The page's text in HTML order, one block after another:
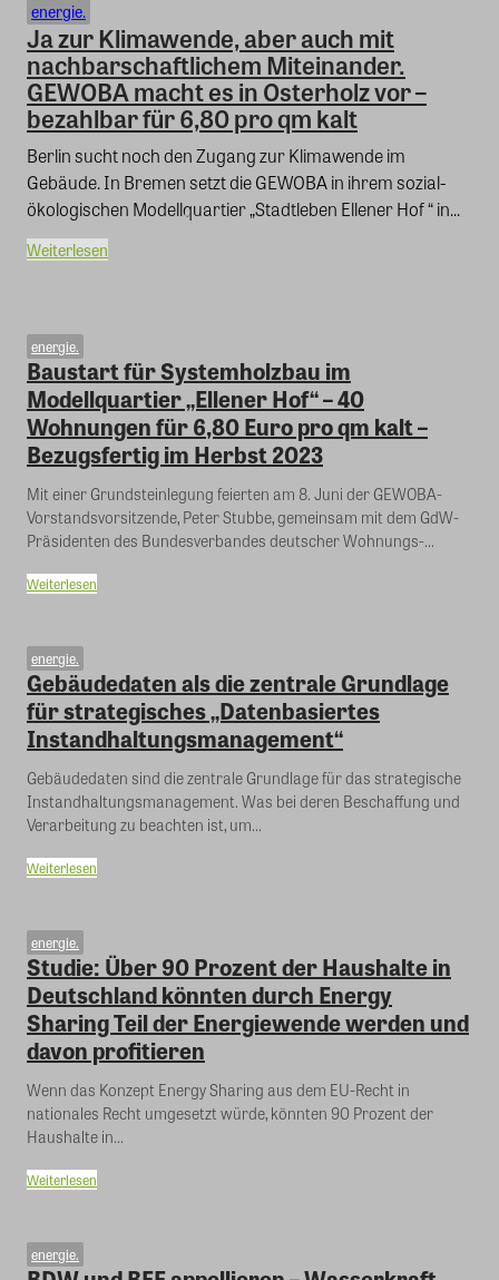
energie.
Ja zur Klimawende, aber auch mit
nachbarschaftlichem Miteinander.
GEWOBA macht es in Osterholz vor –
bezahlbar für 6,80 pro qm kalt
Berlin sucht noch den Zugang zur Klimawende im
Gebäude. In Bremen setzt die GEWOBA in ihrem sozial-
ökologischen Modellquartier „Stadtleben Ellener Hof “ in...
Weiterlesen
energie.
Baustart für Systemholzbau im
Modellquartier „Ellener Hof“ – 40
Wohnungen für 6,80 Euro pro qm kalt –
Bezugsfertig im Herbst 2023
Mit einer Grundsteinlegung feierten am 8. Juni der GEWOBA-
Vorstandsvorsitzende, Peter Stubbe, gemeinsam mit dem GdW-
Präsidenten des Bundesverbandes deutscher Wohnungs-...
Weiterlesen
energie.
Gebäudedaten als die zentrale Grundlage
für strategisches „Datenbasiertes
Instandhaltungsmanagement“
Gebäudedaten sind die zentrale Grundlage für das strategische
Instandhaltungsmanagement. Was bei deren Beschaffung und
Verarbeitung zu beachten ist, um...
Weiterlesen
energie.
Studie: Über 90 Prozent der Haushalte in
Deutschland könnten durch Energy
Sharing Teil der Energiewende werden und
davon profitieren
Wenn das Konzept Energy Sharing aus dem EU-Recht in
nationales Recht umgesetzt würde, könnten 90 Prozent der
Haushalte in...
Weiterlesen
energie.